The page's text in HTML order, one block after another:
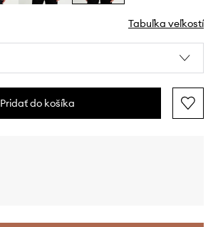
Tabuľka veľkostí
Pridať do košíka